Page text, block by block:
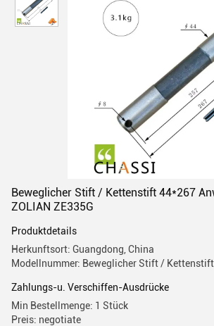
Beweglicher Stift / Kettenstift 44*267
ZOLIAN ZE335G
Produktdetails
Herkunftsort: Guangdong, China
Modellnummer: Beweglicher Stift / Kettenstift
Zahlungs-u. Verschiffen-Ausdrücke
Min Bestellmenge: 1 Stück
Preis: negotiate